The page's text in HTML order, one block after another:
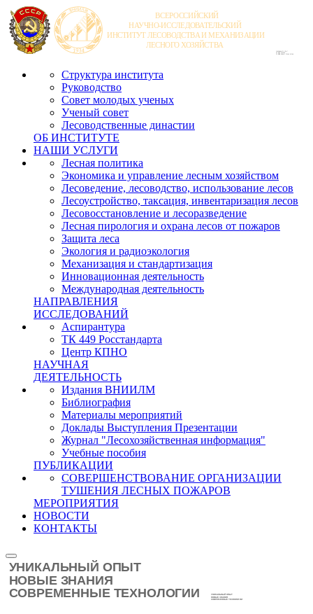
Структура института
Руководство
Совет молодых ученых
Ученый совет
Лесоводственные династии
ОБ ИНСТИТУТЕ
НАШИ УСЛУГИ
Лесная политика
Экономика и управление лесным хозяйством
Лесоведение, лесоводство, использование лесов
Лесоустройство, таксация, инвентаризация лесов
Лесовосстановление и лесоразведение
Лесная пирология и охрана лесов от пожаров
Защита леса
Экология и радиоэкология
Механизация и стандартизация
Инновационная деятельность
Международная деятельность
НАПРАВЛЕНИЯ
ИССЛЕДОВАНИЙ
Аспирантура
ТК 449 Росстандарта
Центр КПНО
НАУЧНАЯ
ДЕЯТЕЛЬНОСТЬ
Издания ВНИИЛМ
Библиография
Материалы мероприятий
Доклады Выступления Презентации
Журнал "Лесохозяйственная информация"
Учебные пособия
ПУБЛИКАЦИИ
СОВЕРШЕНСТВОВАНИЕ ОРГАНИЗАЦИИ
ТУШЕНИЯ ЛЕСНЫХ ПОЖАРОВ
МЕРОПРИЯТИЯ
НОВОСТИ
КОНТАКТЫ